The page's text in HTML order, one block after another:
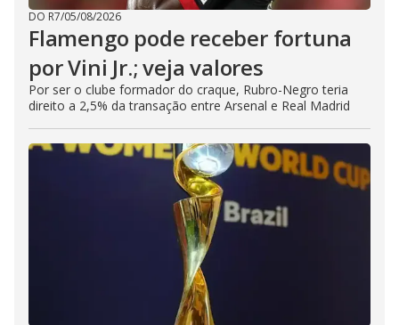
DO R7/05/08/2026
Flamengo pode receber fortuna
por Vini Jr.; veja valores
Por ser o clube formador do craque, Rubro-Negro teria
direito a 2,5% da transação entre Arsenal e Real Madrid